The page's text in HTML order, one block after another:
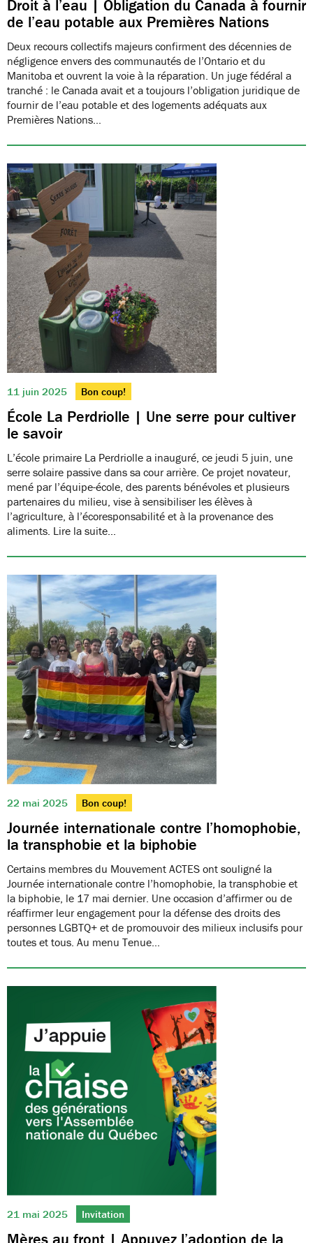
Droit à l’eau | Obligation du Canada à fournir
de l’eau potable aux Premières Nations
Deux recours collectifs majeurs confirment des décennies de
négligence envers des communautés de l’Ontario et du
Manitoba et ouvrent la voie à la réparation. Un juge fédéral a
tranché : le Canada avait et a toujours l’obligation juridique de
fournir de l’eau potable et des logements adéquats aux
Premières Nations…
11 juin 2025 Bon coup!
École La Perdriolle | Une serre pour cultiver
le savoir
L’école primaire La Perdriolle a inauguré, ce jeudi 5 juin, une
serre solaire passive dans sa cour arrière. Ce projet novateur,
mené par l’équipe-école, des parents bénévoles et plusieurs
partenaires du milieu, vise à sensibiliser les élèves à
l’agriculture, à l’écoresponsabilité et à la provenance des
aliments. Lire la suite…
22 mai 2025 Bon coup!
Journée internationale contre l’homophobie,
la transphobie et la biphobie
Certains membres du Mouvement ACTES ont souligné la
Journée internationale contre l’homophobie, la transphobie et
la biphobie, le 17 mai dernier. Une occasion d’affirmer ou de
réaffirmer leur engagement pour la défense des droits des
personnes LGBTQ+ et de promouvoir des milieux inclusifs pour
toutes et tous. Au menu Tenue…
21 mai 2025 Invitation
Mères au front | Appuyez l’adoption de la